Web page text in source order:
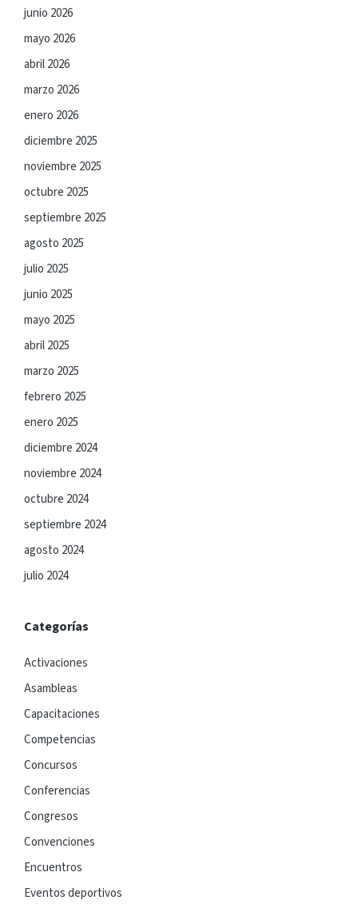
junio 2026
mayo 2026
abril 2026
marzo 2026
enero 2026
diciembre 2025
noviembre 2025
octubre 2025
septiembre 2025
agosto 2025
julio 2025
junio 2025
mayo 2025
abril 2025
marzo 2025
febrero 2025
enero 2025
diciembre 2024
noviembre 2024
octubre 2024
septiembre 2024
agosto 2024
julio 2024
Categorías
Activaciones
Asambleas
Capacitaciones
Competencias
Concursos
Conferencias
Congresos
Convenciones
Encuentros
Eventos deportivos